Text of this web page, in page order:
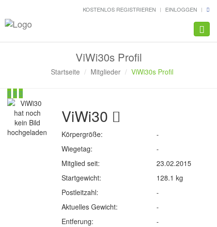
KOSTENLOS REGISTRIEREN EINLOGGEN
ViWi30s Profil
Startseite Mitglieder ViWi30s Profil
ViWi30
Körpergröße:
-
Wiegetag:
-
Mitglied seit:
23.02.2015
Startgewicht:
128.1 kg
Postleitzahl:
-
Aktuelles Gewicht:
-
Entferung:
-